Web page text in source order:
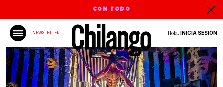
CON TODO
NEWSLETTER Hola, INICIA SESIÓN